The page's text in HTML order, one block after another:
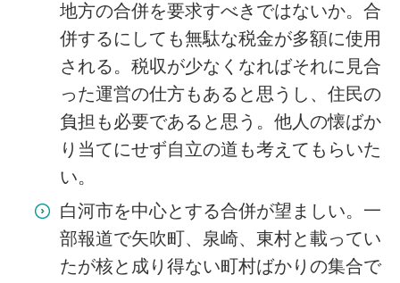
地方の合併を要求すべきではないか。合
併するにしても無駄な税金が多額に使用
される。税収が少なくなればそれに見合
った運営の仕方もあると思うし、住民の
負担も必要であると思う。他人の懐ばか
り当てにせず自立の道も考えてもらいた
い。
白河市を中心とする合併が望ましい。一
部報道で矢吹町、泉崎、東村と載ってい
たが核と成り得ない町村ばかりの集合で